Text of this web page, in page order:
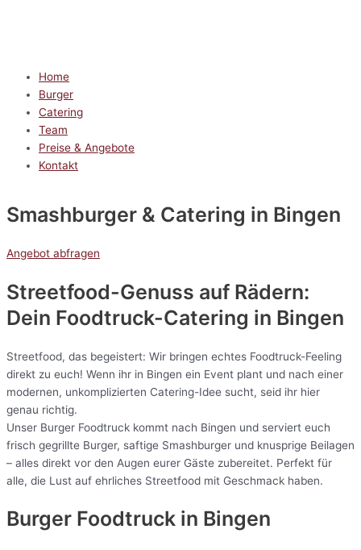
Home
Burger
Catering
Team
Preise & Angebote
Kontakt
Smashburger & Catering in Bingen
Angebot abfragen
Streetfood-Genuss auf Rädern:
Dein Foodtruck-Catering in Bingen
Streetfood, das begeistert: Wir bringen echtes Foodtruck-Feeling
direkt zu euch! Wenn ihr in Bingen ein Event plant und nach einer
modernen, unkomplizierten Catering-Idee sucht, seid ihr hier
genau richtig.
Unser Burger Foodtruck kommt nach Bingen und serviert euch
frisch gegrillte Burger, saftige Smashburger und knusprige Beilagen
– alles direkt vor den Augen eurer Gäste zubereitet. Perfekt für
alle, die Lust auf ehrliches Streetfood mit Geschmack haben.
Burger Foodtruck in Bingen